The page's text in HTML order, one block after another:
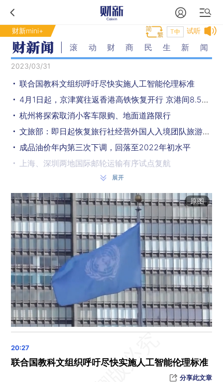
财新mini+ 试听
T中
滚动财商民生新闻
2023/03/31
联合国教科文组织呼吁尽快实施人工智能伦理标准
4月1日起，京津冀往返香港高铁恢复开行 京港间8.5小时通达
杭州将探索取消小客车限购、地面道路限行
文旅部：即日起恢复旅行社经营外国人入境团队旅游业务
成品油价年内第三次下调，回落至2022年初水平
上海、深圳两地国际邮轮运输有序试点复航
福建泉州至金门“小三通”客运航线4月1日起增加航次
雄安新区将迎来北京多所三甲医院入驻
两部门：将全面推进房产“带押过户”
重庆一对母女遭杀害，嫌犯跳楼？警方通报
4月1日起，京津冀三地全面取消异地就医备案
日元乘上全球银行业危机的“东风”
3月统计局制造业PMI回落至51.9，非制造业PMI上升至58.2
国际奥委会：中国选手切阳什姐递补伦敦奥运20公里竞走金牌
国台办：4月起凭24小时抗原阴性结果搭乘两岸航班
新冠费用特殊保障取消 多款国产口服药仍纳入医保
展开
原图
联合国教科文组织呼吁尽快实施人工智能伦理标准
分享此文章